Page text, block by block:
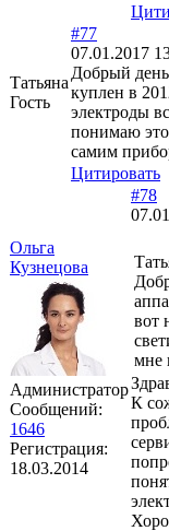
Татьяна
Гость
#77
07.01.2017
Добрый
куплен в
электроды
понимаю
самим
Цитировать
Ольга
Кузнецова
Администратор
Сообщений:
1646
Регистрация:
18.03.2014
#78
вот
мне
К